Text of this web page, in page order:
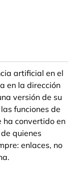
artificial en el
en la dirección
versión de su
funciones de
ha convertido en
quienes
enlaces, no